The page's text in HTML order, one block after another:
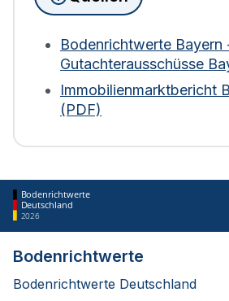
(sowie Nutzung) zur
der Immobilie fließen ein. Bei
die Fläche zudem mit einem
bewertet. Diese Regelung gilt
ab 2025.
Bodenrichtwerte Bayern
Gutachterausschüsse
Immobilienmarktbericht
(PDF)
Bodenrichtwerte
Deutschland
2026
Bodenrichtwerte
Bodenrichtwerte Deutschland